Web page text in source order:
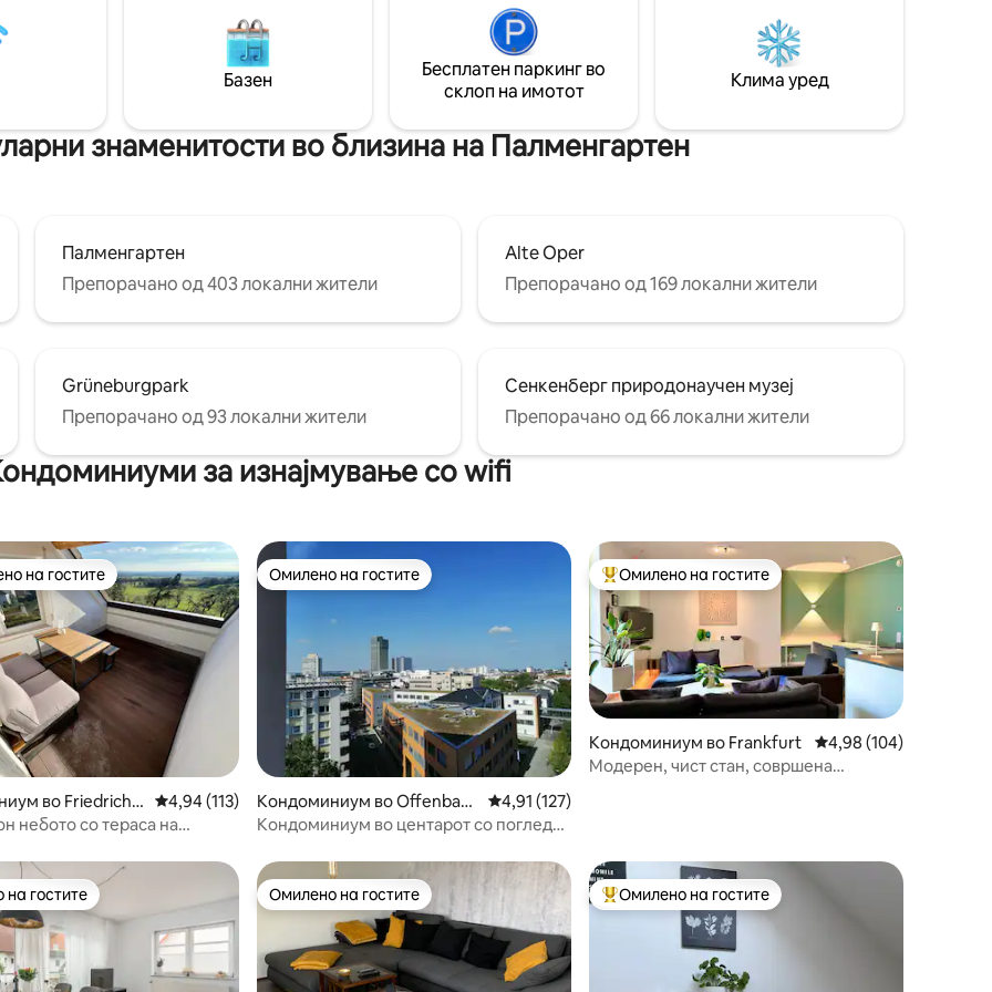
саемот (Messe) ✔️
двор/градина со порта што
✔️ Супербрз wifi и сите
стриминг ✔️ Голема
5 минути. 10 минути до Zeil; 15 минути
до Frankfurt Hbf;16 минути до Dom; 22
минути до Messe Frankfurt; 22 минути
до Arena; 29 минути до меѓународниот
аеродром во Франкфурт.
или шарениот живот наоколу. Ако
сакате да готвите, нашата кујна ви дава
сè што може да посакате. Но, бидете
свесни, станот е на 5-тиот кат и нема
Базен
Бесплатен паркинг во
склоп на имотот
Клима уред
знаменитости во близина на Палменгартен
Палменгартен
Препорачано од 403 локални жители
Alte Oper
Препорачано од 169 локални жители
Grüneburgpark
Препорачано од 93 локални жители
Сенкенберг природонаучен музеј
Препорачано од 66 локални жители
за изнајмување со wifi
5, 296 рецензии
„Омилени на гостите“
на гостите
во Friedrichs
Просечна оцена: 4,94 од 5, 113 рецензии
4,94 (113)
небото со тераса на
Омилено на гостите
Омилено на гостите
Кондоминиум во Offenbach
am Main
Просечна оцена: 4,91 од 5, 127 рецензии
4,91 (127)
Кондоминиум во центарот со поглед
Меѓу најуспешните „Омилени на гостите“
Омилено на гостите
Кондоминиум во Frankfurt Просечна оцена: 4,98
4,98 (104)
Модерен, чист стан, совршена
гостите
гостите Омилено на гостите
Омилено на гостите Меѓу најуспешните „Омилени на гостите“
Омилено на гостите